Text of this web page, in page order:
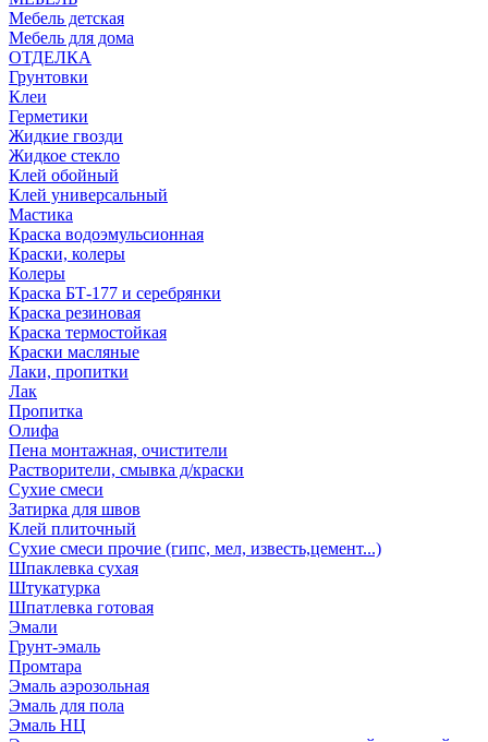
Мебель детская
Мебель для дома
ОТДЕЛКА
Грунтовки
Клеи
Герметики
Жидкие гвозди
Жидкое стекло
Клей обойный
Клей универсальный
Мастика
Краска водоэмульсионная
Краски, колеры
Колеры
Краска БТ-177 и серебрянки
Краска резиновая
Краска термостойкая
Краски масляные
Лаки, пропитки
Лак
Пропитка
Олифа
Пена монтажная, очистители
Растворители, смывка д/краски
Сухие смеси
Затирка для швов
Клей плиточный
Сухие смеси прочие (гипс, мел, известь,цемент...)
Шпаклевка сухая
Штукатурка
Шпатлевка готовая
Эмали
Грунт-эмаль
Промтара
Эмаль аэрозольная
Эмаль для пола
Эмаль НЦ